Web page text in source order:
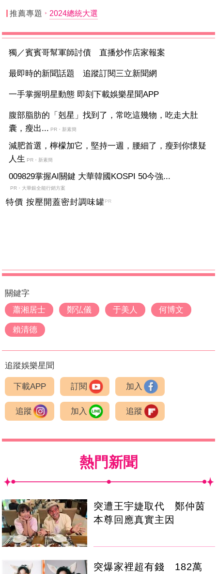
推薦專題 2024總統大選
獨／賓賓哥幫軍師討債 直播炒作店家報案
最即時的新聞話題 追蹤訂閱三立新聞網
一手掌握明星動態 即刻下載娛樂星聞APP
腹部脂肪的「剋星」找到了，常吃這幾物，吃走大肚
囊，瘦出... PR・新素簡
減肥首選，檸檬加它，堅持一週，腰細了，瘦到你懷疑
人生 PR・新素簡
009829掌握AI關鍵 大華韓國KOSPI 50今強...
PR・大華銀全能行銷方案
特價 按壓開蓋密封調味罐PR
關鍵字
蕭湘居士
鄭弘儀 于美人 何博文
賴清德
追蹤娛樂星聞
下載APP 訂閱 加入
追蹤 加入 追蹤
熱門新聞
突遭王宇婕取代 鄭仲茵
本尊回應真實主因
突爆家裡超有錢 182萬